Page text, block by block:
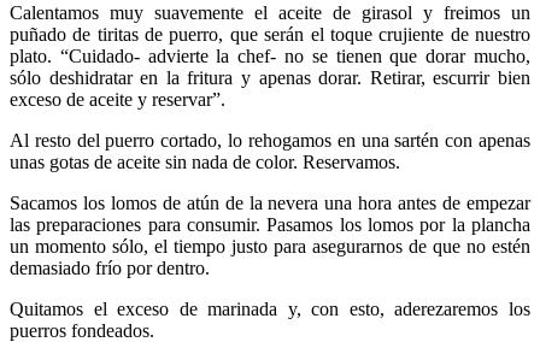
Calentamos muy suavemente el aceite de girasol y freimos un
puñado de tiritas de puerro, que serán el toque crujiente de nuestro
plato. “Cuidado- advierte la chef- no se tienen que dorar mucho,
sólo deshidratar en la fritura y apenas dorar. Retirar, escurrir bien
exceso de aceite y reservar”.
Al resto del puerro cortado, lo rehogamos en una sartén con apenas
unas gotas de aceite sin nada de color. Reservamos.
Sacamos los lomos de atún de la nevera una hora antes de empezar
las preparaciones para consumir. Pasamos los lomos por la plancha
un momento sólo, el tiempo justo para asegurarnos de que no estén
demasiado frío por dentro.
Quitamos el exceso de marinada y, con esto, aderezaremos los
puerros fondeados.